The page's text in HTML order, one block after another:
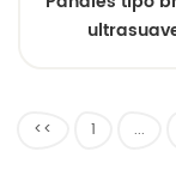
bebés con
<< 1 ...